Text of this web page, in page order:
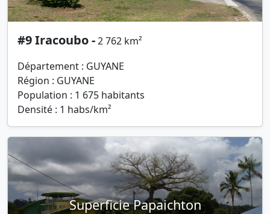
#9 Iracoubo -2 762 km²
Département : GUYANE
Région : GUYANE
Population : 1 675 habitants
Densité : 1 habs/km²
Superficie Papaichton